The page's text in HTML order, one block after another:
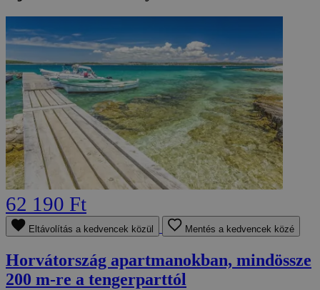
62 190 Ft
Eltávolítás a kedvencek közül Mentés a kedvencek közé
Horvátország apartmanokban, mindössze
200 m-re a tengerparttól